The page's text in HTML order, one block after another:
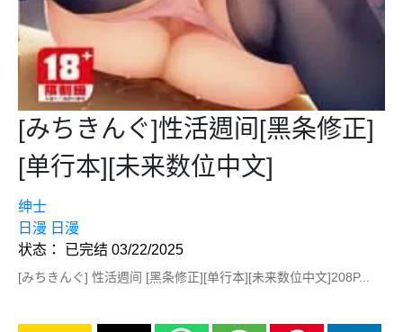
[みちきんぐ]性活週间[黑条修正]
[单行本][未来数位中文]
绅士
日漫 日漫
状态： 已完结 03/22/2025
[みちきんぐ] 性活週间 [黑条修正][单行本][未来数位中文]208P...